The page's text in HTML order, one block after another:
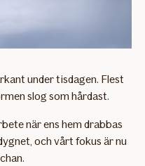
under tisdagen. Flest
slog som hårdast.
när ens hem drabbas
och vårt fokus är nu